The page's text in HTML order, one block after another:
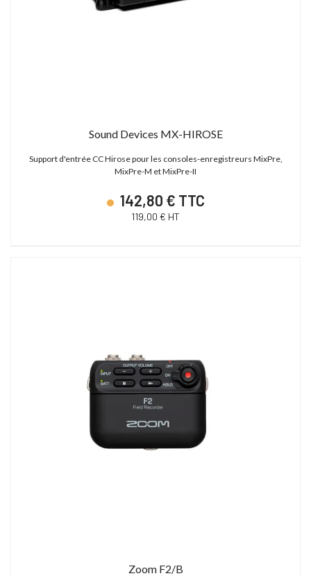
Sound Devices MX-HIROSE
Support d'entrée CC Hirose pour les consoles-enregistreurs MixPre,
MixPre-M et MixPre-II
142,80 € TTC
119,00 € HT
Zoom F2/B